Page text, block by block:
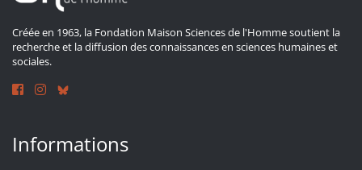
Créée en 1963, la Fondation Maison Sciences de l'Homme soutient la
recherche et la diffusion des connaissances en sciences humaines et
sociales.
Informations